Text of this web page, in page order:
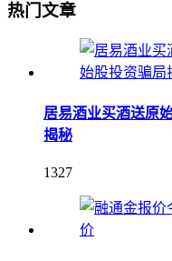
热门文章
居易酒业买酒送原
揭秘
1327